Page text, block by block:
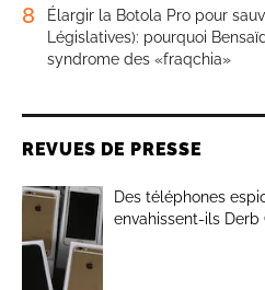
8
Élargir la Botola Pro pour
Législatives): pourquoi
syndrome des «fraqchia»
REVUES DE PRESSE
Des téléphones
envahissent-ils Derb